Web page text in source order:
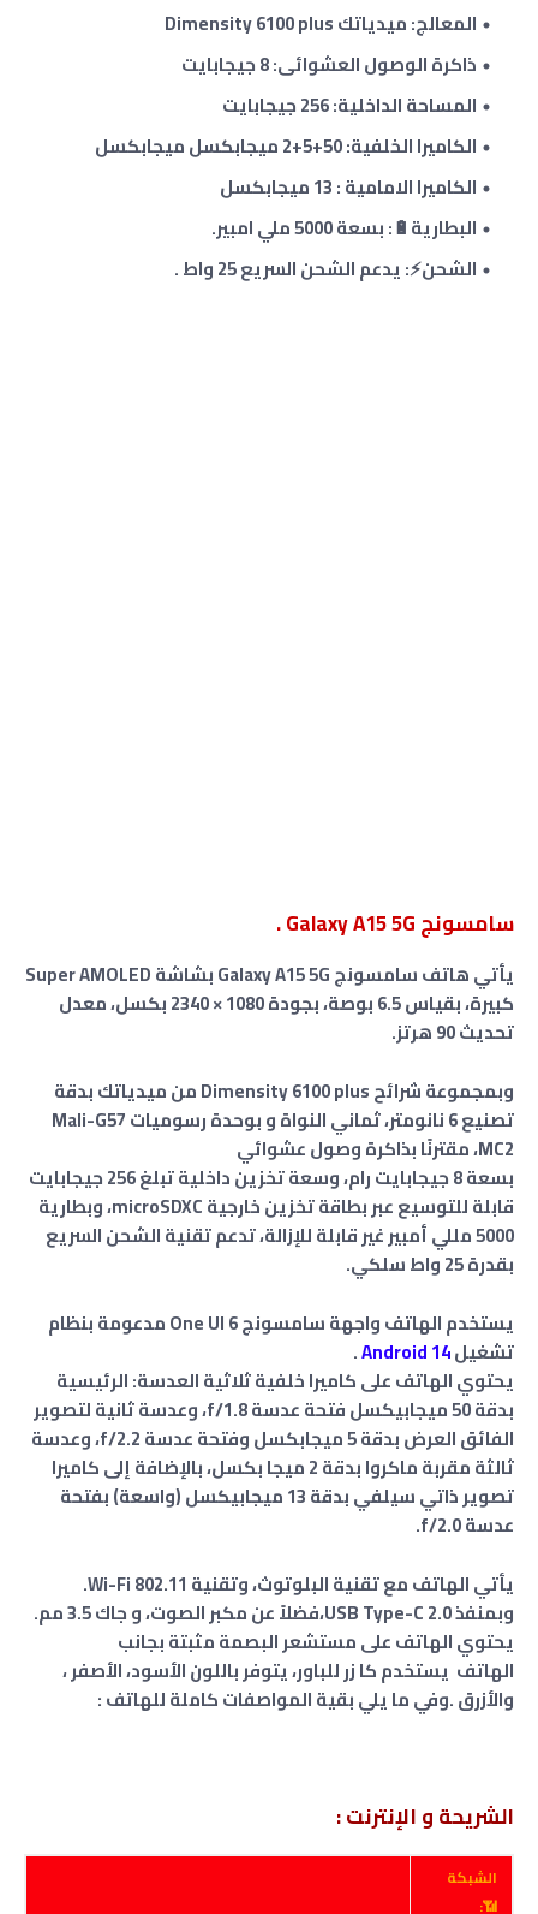
المعالج: ميدياتك Dimensity 6100 plus
ذاكرة الوصول العشوائى: 8 جيجابايت
المساحة الداخلية: 256 جيجابايت
الكاميرا الخلفية: 50+
5+ 2 ميجابكسل ميجابكسل
الكاميرا الامامية : 13 ميجابكسل
البطارية🔋: بسعة 5000 ملي امبير.
الشحن⚡: يدعم الشحن السريع 25 واط .
سامسونج Galaxy A15 5G .
يأتي هاتف سامسونج Galaxy A15 5G بشاشة Super AMOLED
كبيرة، بقياس 6.5 بوصة، بجودة 1080 × 2340 بكسل، معدل
تحديث 90 هرتز.
وبمجموعة شرائح Dimensity 6100 plus من ميدياتك بدقة
تصنيع 6 نانومتر، ثماني النواة و بوحدة رسوميات Mali-G57
MC2، مقترنًا بذاكرة وصول عشوائي
بسعة8جيجابايترام،وسعة تخزين داخلية تبلغ256 جيجابايت
قابلة للتوسيع عبر بطاقة تخزين خارجية microSDXC، وبطارية
5000 مللي أمبير غير قابلة للإزالة، تدعم تقنية الشحن السريع
بقدرة 25 واط سلكي.
يستخدم الهاتف واجهة سامسونج One UI 6 مدعومة بنظام
تشغيلAndroid 14
.
يحتوي الهاتف على كاميرا خلفية ثلاثية العدسة: الرئيسية
بدقة 50 ميجابيكسل فتحة عدسة f/1.8، وعدسة ثانية لتصوير
الفائق العرض بدقة 5 ميجابكسل وفتحة عدسة f/2.2، وعدسة
ثالثة مقربة ماكروا بدقة 2 ميجا بكسل، بالإضافة إلى كاميرا
تصوير ذاتي سيلفي بدقة 13 ميجابيكسل (واسعة)
بفتحة
عدسة f/2.0
.
يأتي الهاتف مع تقنية البلوتوث، وتقنية Wi-Fi 802.11.
وبمنفذ USB Type-C 2.0،فضلاً عن مكبر الصوت، و جاك 3.5 مم.
يحتوي الهاتف على مستشعر البصمة مثبتة بجانب
الهاتف يستخدم كا زر للباور، يتوفر باللون الأسود، الأصفر ،
والأزرق .وفي ما يلي بقية المواصفات كاملة للهاتف :
الشريحة و الإنترنت :
الشبكة
📶: